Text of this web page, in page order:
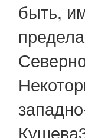
быть,